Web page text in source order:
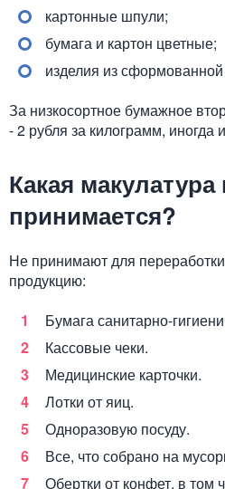
картонные шпули;
бумага и картон цветные;
изделия из
За низкосортное бумажное
- 2 рубля за килограмм, иногда
Какая макулатура
принимается?
Не принимают для
продукцию:
Бумага санитарно-
Кассовые чеки.
Медицинские карточки.
Лотки от яиц.
Одноразовую посуду.
Все, что собрано на
Обертки от конфет, в том